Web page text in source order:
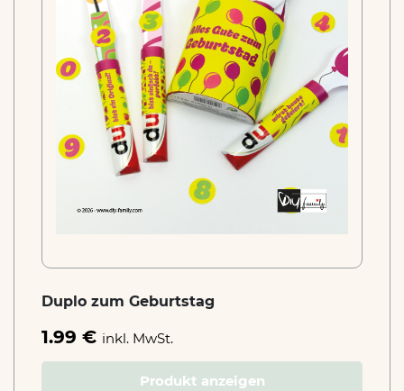
Duplo zum Geburtstag
1.99 € inkl. MwSt.
Produkt anzeigen